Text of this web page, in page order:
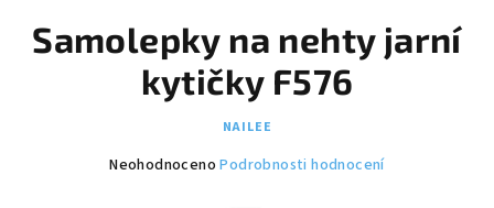
Samolepky na nehty jarní
kytičky F576
NAILEE
Průměrné
Neohodnoceno Podrobnosti hodnocení